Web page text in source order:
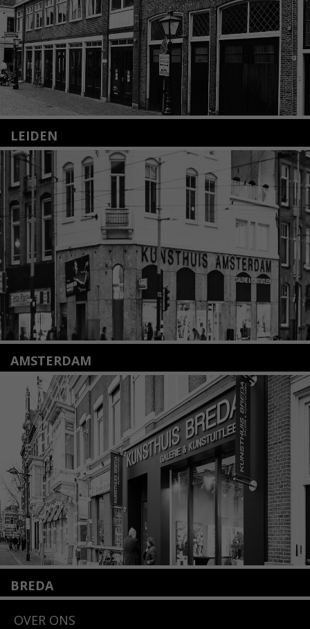
LEIDEN
Nieuwstraat 35
2312 KA Leiden
+31(0)71 – 52 84 480
info@kunsthuisleiden.nl
Lees meer
AMSTERDAM
Amstelveenseweg 135
1075 VX Amsterdam
+31 (0)20 2332546
info@kunsthuisamsterdam.nl
Lees meer
BREDA
4818 SB Breda
OVER ONS